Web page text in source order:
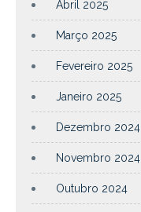
Abril 2025
Março 2025
Fevereiro 2025
Janeiro 2025
Dezembro 2024
Novembro 2024
Outubro 2024